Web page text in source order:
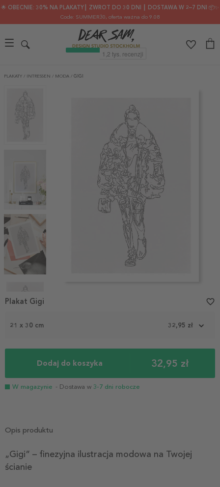
🌟 OBECNIE: 30% NA PLAKATY┃ ZWROT DO 30 DNI ┃ DOSTAWA W 2–7 DNI 📦✨
Code: SUMMER30, oferta ważna do 9.08
PLAKATY / INTRESSEN / MODA / GIGI
21 x 30 cm 32,95 zł
Dodaj do koszyka 32,95 zł
W magazynie - Dostawa w 3-7 dni robocze
Plakat Gigi favorite_border
Opis produktu
„Gigi” – finezyjna ilustracja modowa na Twojej
ścianie